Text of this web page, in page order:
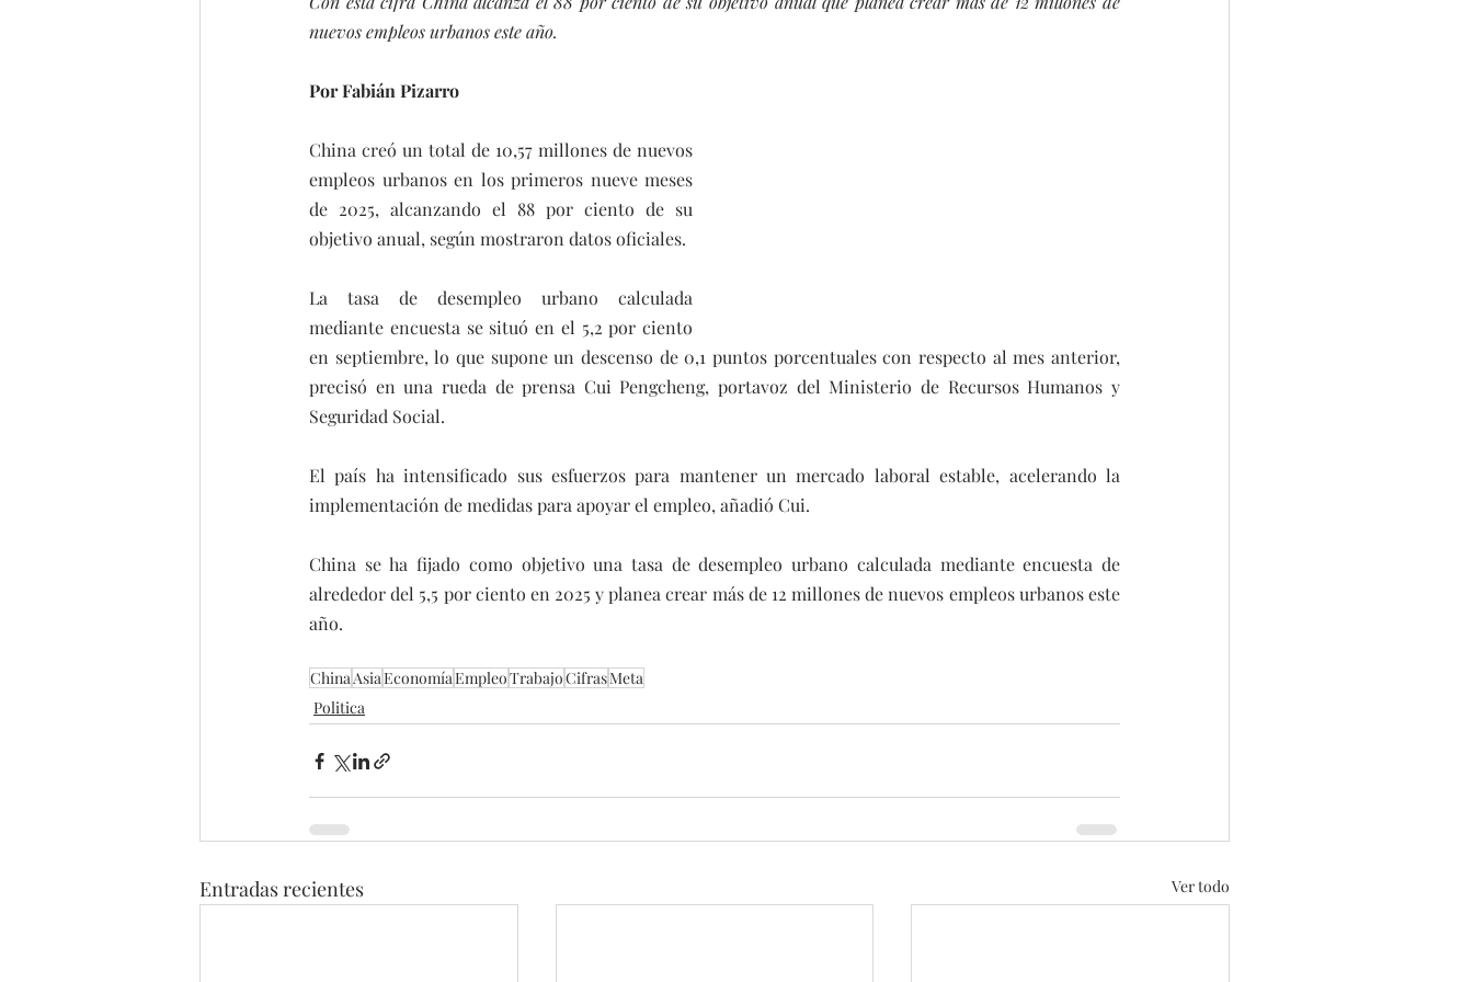
nuevos empleos urbanos este año.
Por Fabián Pizarro
China creó un total de 10,57 millones de nuevos
empleos urbanos en los primeros nueve meses
de 2025, alcanzando el 88 por ciento de su
objetivo anual, según mostraron datos oficiales.
La tasa de desempleo urbano calculada
mediante encuesta se situó en el 5,2 por ciento
en septiembre, lo que supone un descenso de 0,1 puntos porcentuales con respecto al mes anterior,
precisó en una rueda de prensa Cui Pengcheng, portavoz del Ministerio de Recursos Humanos y
Seguridad Social.
El país ha intensificado sus esfuerzos para mantener un mercado laboral estable, acelerando la
implementación de medidas para apoyar el empleo, añadió Cui.
China se ha fijado como objetivo una tasa de desempleo urbano calculada mediante encuesta de
alrededor del 5,5 por ciento en 2025 y planea crear más de 12 millones de nuevos empleos urbanos este
año.
ChinaAsiaEconomíaEmpleoTrabajoCifrasMeta
Politica
Entradas recientes Ver todo